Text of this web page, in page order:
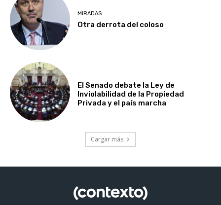
MIRADAS
Otra derrota del coloso
El Senado debate la Ley de
Inviolabilidad de la Propiedad
Privada y el país marcha
Cargar más